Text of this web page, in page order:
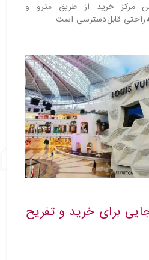
مرکز خرید از طریق مترو و
قابل‌دسترسی است.
برای خرید و تفریح